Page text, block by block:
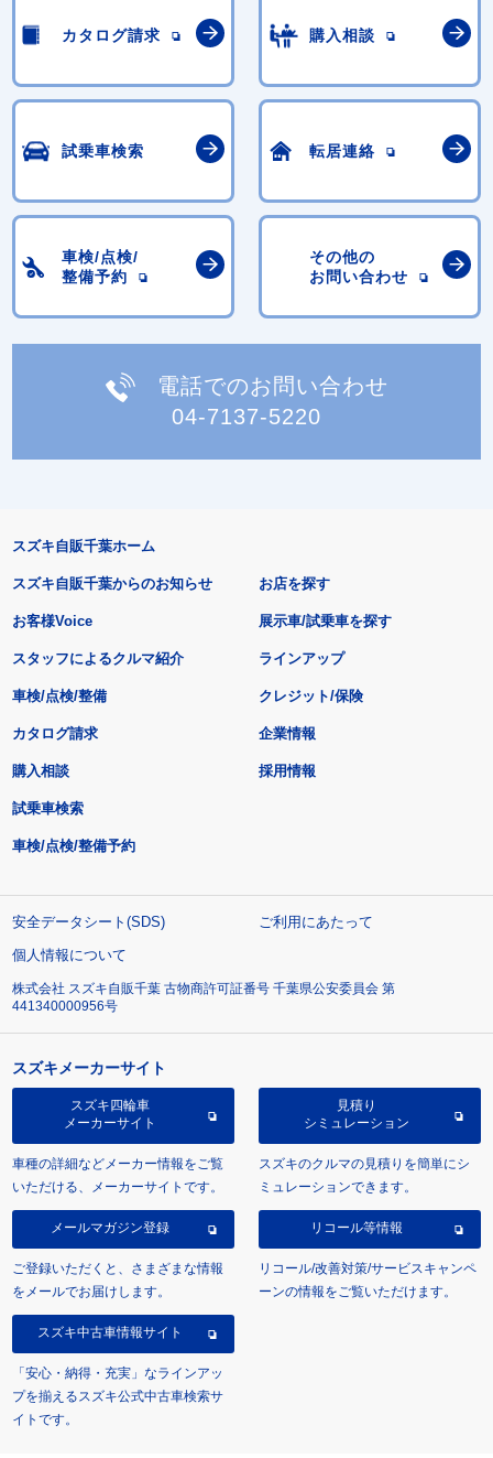
カタログ請求 購入相談
試乗車検索 転居連絡
車検/点検/
整備予約
その他の
お問い合わせ
電話でのお問い合わせ
04-7137-5220
スズキ自販千葉ホーム
スズキ自販千葉からのお知らせ
お客様Voice
スタッフによるクルマ紹介
お店を探す
展示車/試乗車を探す
ラインアップ
車検/点検/整備 クレジット/保険
カタログ請求
購入相談
試乗車検索
車検/点検/整備予約
企業情報
採用情報
安全データシート(SDS)
ご利用にあたって
個人情報について
株式会社 スズキ自販千葉 古物商許可証番号 千葉県公安委員会 第
441340000956号
スズキメーカーサイト
スズキ四輪車
メーカーサイト
車種の詳細などメーカー情報をご覧
いただける、メーカーサイトです。
見積り
シミュレーション
スズキのクルマの見積りを簡単にシ
ミュレーションできます。
メールマガジン登録
ご登録いただくと、さまざまな情報
をメールでお届けします。
リコール等情報
リコール/改善対策/サービスキャンペ
ーンの情報をご覧いただけます。
スズキ中古車情報サイト
「安心・納得・充実」なラインアッ
プを揃えるスズキ公式中古車検索サ
イトです。